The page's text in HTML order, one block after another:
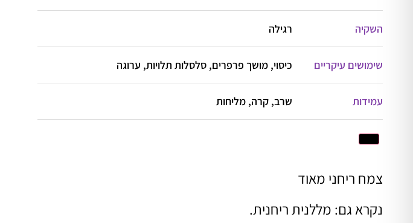
השקיה רגילה
שימושים עיקריים כיסוי, מושך פרפרים, סלסלות תלויות, ערוגה
עמידות שרב, קרה, מליחות
צמח ריחני מאוד
נקרא גם: מללנית ריחנית.